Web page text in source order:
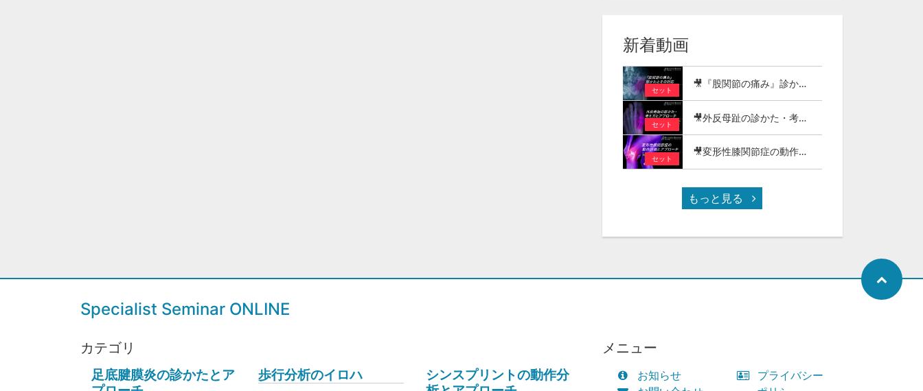
新着動画
セット
🎥『股関節の痛み』診かたとその対応
セット
🎥外反母趾の診かた・考え方とアプローチ
セット
🎥変形性膝関節症の動作評価とアプローチ - 階段昇降・正座（しゃがみ動作）編 -
もっと見る
Specialist Seminar ONLINE
カテゴリ
足底腱膜炎の診かたとア
歩行分析のイロハ
シンスプリントの動作分
メニュー
お知らせ
プライバシー